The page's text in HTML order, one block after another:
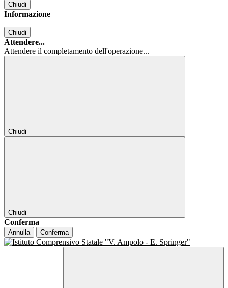
Chiudi
Informazione
Chiudi
Attendere...
Attendere il completamento dell'operazione...
Chiudi
Chiudi
Conferma
Annulla Conferma